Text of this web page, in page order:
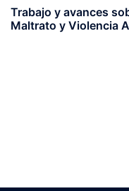
Trabajo y avances
Maltrato y Violencia